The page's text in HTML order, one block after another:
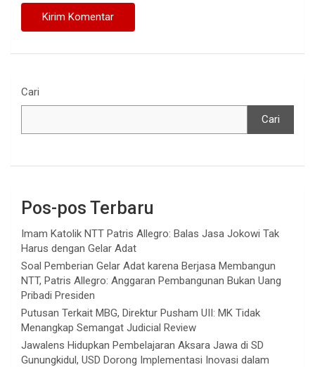
Cari
Cari
Pos-pos Terbaru
Imam Katolik NTT Patris Allegro: Balas Jasa Jokowi Tak
Harus dengan Gelar Adat
Soal Pemberian Gelar Adat karena Berjasa Membangun
NTT, Patris Allegro: Anggaran Pembangunan Bukan Uang
Pribadi Presiden
Putusan Terkait MBG, Direktur Pusham UII: MK Tidak
Menangkap Semangat Judicial Review
Jawalens Hidupkan Pembelajaran Aksara Jawa di SD
Gunungkidul, USD Dorong Implementasi Inovasi dalam